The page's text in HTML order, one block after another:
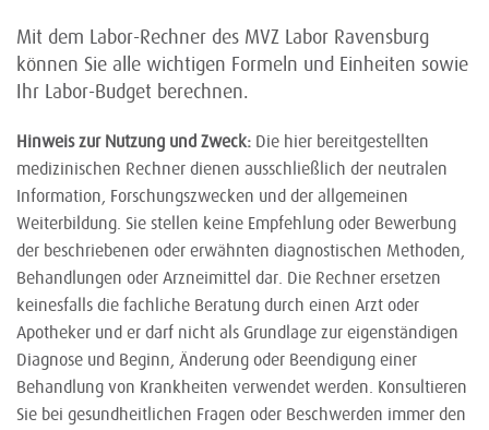
Mit dem Labor-Rechner des MVZ Labor Ravensburg
können Sie alle wichtigen Formeln und Einheiten sowie
Ihr Labor-Budget berechnen.
Hinweis zur Nutzung und Zweck: Die hier bereitgestellten
medizinischen Rechner dienen ausschließlich der neutralen
Information, Forschungszwecken und der allgemeinen
Weiterbildung. Sie stellen keine Empfehlung oder Bewerbung
der beschriebenen oder erwähnten diagnostischen Methoden,
Behandlungen oder Arzneimittel dar. Die Rechner ersetzen
keinesfalls die fachliche Beratung durch einen Arzt oder
Apotheker und er darf nicht als Grundlage zur eigenständigen
Diagnose und Beginn, Änderung oder Beendigung einer
Behandlung von Krankheiten verwendet werden. Konsultieren
Sie bei gesundheitlichen Fragen oder Beschwerden immer den